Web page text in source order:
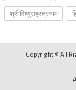
श्री विष्णुसहस्त्रनाम
Copyright © All